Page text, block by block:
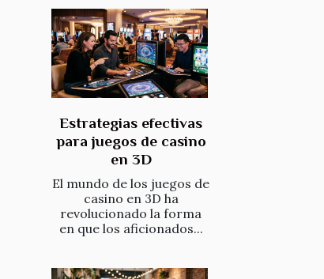
Estrategias efectivas
para juegos de casino
en 3D
El mundo de los juegos de
casino en 3D ha
revolucionado la forma
en que los aficionados...